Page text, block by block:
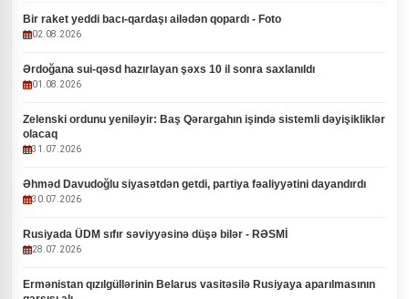
Bir raket yeddi bacı-qardaşı ailədən qopardı - Foto
02.08.2026
Ərdoğana sui-qəsd hazırlayan şəxs 10 il sonra saxlanıldı
01.08.2026
Zelenski ordunu yeniləyir: Baş Qərargahın işində sistemli dəyişikliklər
olacaq
31.07.2026
Əhməd Davudoğlu siyasətdən getdi, partiya fəaliyyətini dayandırdı
30.07.2026
Rusiyada ÜDM sıfır səviyyəsinə düşə bilər - RƏSMİ
28.07.2026
Ermənistan qızılgüllərinin Belarus vasitəsilə Rusiyaya aparılmasının